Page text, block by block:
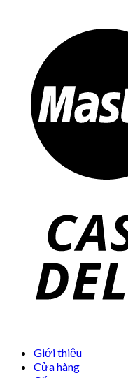
Giới thiệu
Cửa hàng